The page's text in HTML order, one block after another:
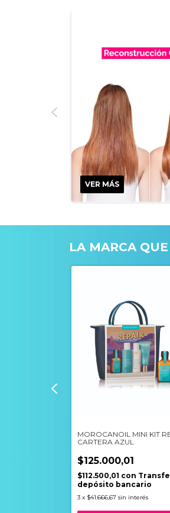
VER MÁS
LA MARCA
MOROCANOIL MINI KIT
CARTERA AZUL
$125.000,01
$112.500,01 con
depósito bancario
3 x $41.666,67 sin interés